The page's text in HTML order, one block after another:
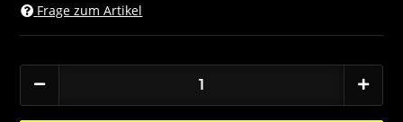
Frage zum Artikel